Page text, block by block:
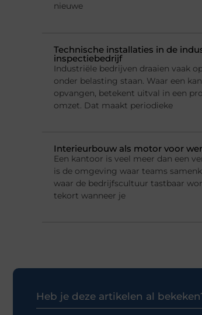
nieuwe
Technische installaties in de
inspectiebedrijf
Industriële bedrijven draaien vaak
onder belasting staan. Waar een
opvangen, betekent uitval in een
omzet. Dat maakt periodieke
Interieurbouw als motor voor
Een kantoor is veel meer dan een
is de omgeving waar teams
waar de bedrijfscultuur tastbaar
tekort wanneer je
Heb je deze artikelen al